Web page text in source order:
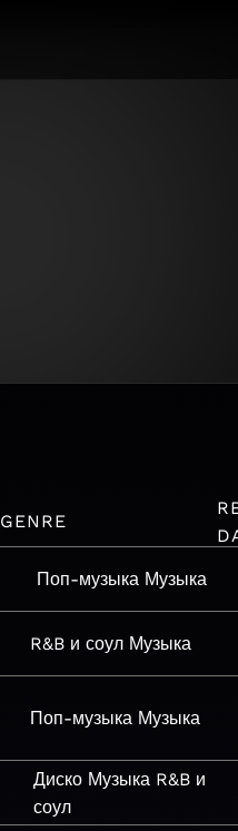
GENRE
Поп-музыка Музыка
R&B и соул Музыка
Поп-музыка Музыка
Диско Музыка R&B и
соул